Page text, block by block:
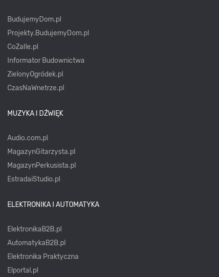
BudujemyDom.pl
Projekty.BudujemyDom.pl
CoZaIle.pl
Informator Budownictwa
ZielonyOgródek.pl
CzasNaWnetrze.pl
MUZYKA I DŹWIĘK
Audio.com.pl
MagazynGitarzysta.pl
MagazynPerkusista.pl
EstradaiStudio.pl
ELEKTRONIKA I AUTOMATYKA
ElektronikaB2B.pl
AutomatykaB2B.pl
Elektronika Praktyczna
Elportal.pl